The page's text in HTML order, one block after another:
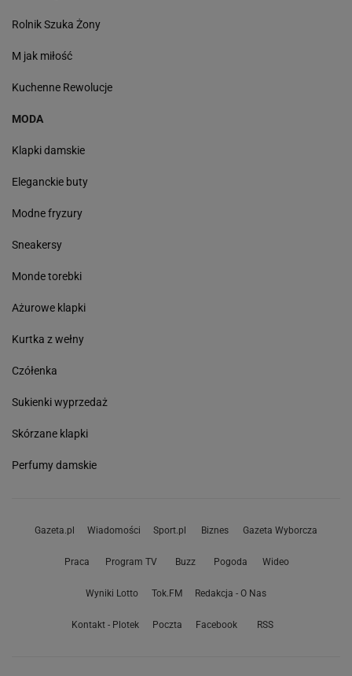
Rolnik Szuka Żony
M jak miłość
Kuchenne Rewolucje
MODA
Klapki damskie
Eleganckie buty
Modne fryzury
Sneakersy
Monde torebki
Ażurowe klapki
Kurtka z wełny
Czółenka
Sukienki wyprzedaż
Skórzane klapki
Perfumy damskie
Gazeta.pl Wiadomości Sport.pl Biznes Gazeta Wyborcza
Praca Program TV Buzz Pogoda Wideo
Wyniki Lotto Tok.FM Redakcja - O Nas
Kontakt - Plotek Poczta Facebook RSS